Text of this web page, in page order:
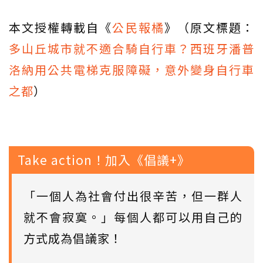
本文授權轉載自《公民報橘》（原文標題：
多山丘城市就不適合騎自行車？西班牙潘普
洛納用公共電梯克服障礙，意外變身自行車
之都）
Take action！加入《倡議+》
「一個人為社會付出很辛苦，但一群人
就不會寂寞。」每個人都可以用自己的
方式成為倡議家！